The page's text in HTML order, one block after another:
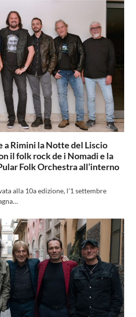
a Rimini la Notte del Liscio
il folk rock de i Nomadi e la
Folk Orchestra all’interno
alla 10a edizione, l’1 settembre